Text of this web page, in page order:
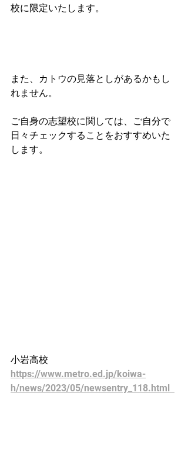
校に限定いたします。
また、カトウの見落としがあるかもし
れません。
ご自身の志望校に関しては、ご自分で
日々チェックすることをおすすめいた
します。
小岩高校
https://www.metro.ed.jp/koiwa-
h/news/2023/05/newsentry_118.html